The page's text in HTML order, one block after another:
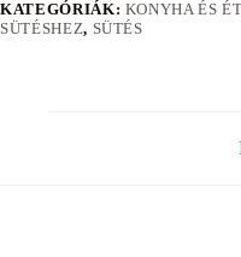
KATEGÓRIÁK: KONYHA ÉS
SÜTÉSHEZ, SÜTÉS